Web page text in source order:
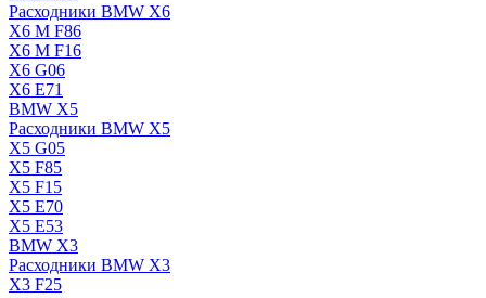
Расходники BMW X6
X6 M F86
X6 M F16
X6 G06
X6 E71
BMW X5
Расходники BMW X5
X5 G05
X5 F85
X5 F15
X5 E70
X5 E53
BMW X3
Расходники BMW X3
X3 F25